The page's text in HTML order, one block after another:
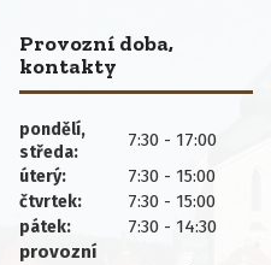
Provozní doba,
kontakty
pondělí,
středa:
7:30 - 17:00
úterý: 7:30 - 15:00
čtvrtek: 7:30 - 15:00
pátek:
7:30 - 14:30
provozní